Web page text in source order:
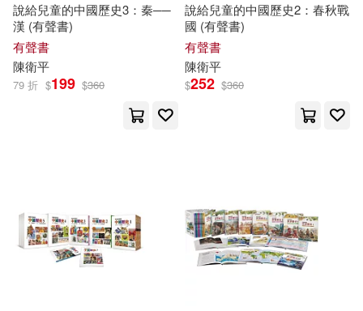
說給兒童的中國歷史3：秦──
漢 (有聲書)
有聲書
陳衛平
79 折 $199 $360
說給兒童的中國歷史2：春秋戰
國 (有聲書)
有聲書
陳衛平
$252 $360